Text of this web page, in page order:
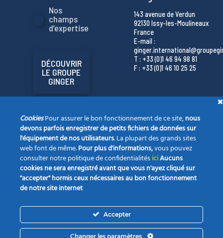
Nos
champs
d’expertise
DÉCOUVRIR
LE GROUPE
GINGER
143 avenue de Verdun
92130 Issy-les-Moulineaux
France
E-mail :
T : +33 (0)1 46 94 98 81
F : +33 (0)1 46 10 25 25
Notre actualité Opportunités Contact
CookiesPour assurer le bon fonctionnement de ce site,nous
devons parfois enregistrer de petits fichiers de données sur
l'équipement de nos utilisateurs. La plupart des grands sites
web font de même.Pour plus d'informations,vous pouvez
consulter notre politique de confidentialitésiciAucuns
cookies ne sera enregistré avant que vous n'ayez cliqué sur
"accepter" hormis ceux nécessaires au bon fonctionnement
de notre site internet
Accepter
Changer les paramètres